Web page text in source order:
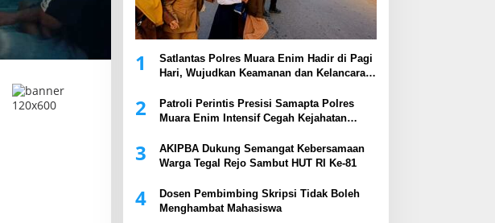
1
Satlantas Polres Muara Enim Hadir di Pagi
Hari, Wujudkan Keamanan dan Kelancaran
2
Patroli Perintis Presisi Samapta Polres
Muara Enim Intensif Cegah Kejahatan
3
AKIPBA Dukung Semangat Kebersamaan
Warga Tegal Rejo Sambut HUT RI Ke-81
4
Dosen Pembimbing Skripsi Tidak Boleh
Menghambat Mahasiswa